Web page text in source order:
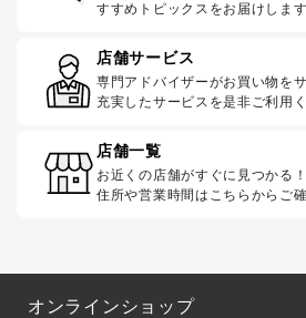
すすめトピックスをお届けします
店舗サービス
専門アドバイザーがお買い物を
充実したサービスを是非ご利用く
店舗一覧
お近くの店舗がすぐに見つかる！
住所や営業時間はこちらからご
オンラインショップ